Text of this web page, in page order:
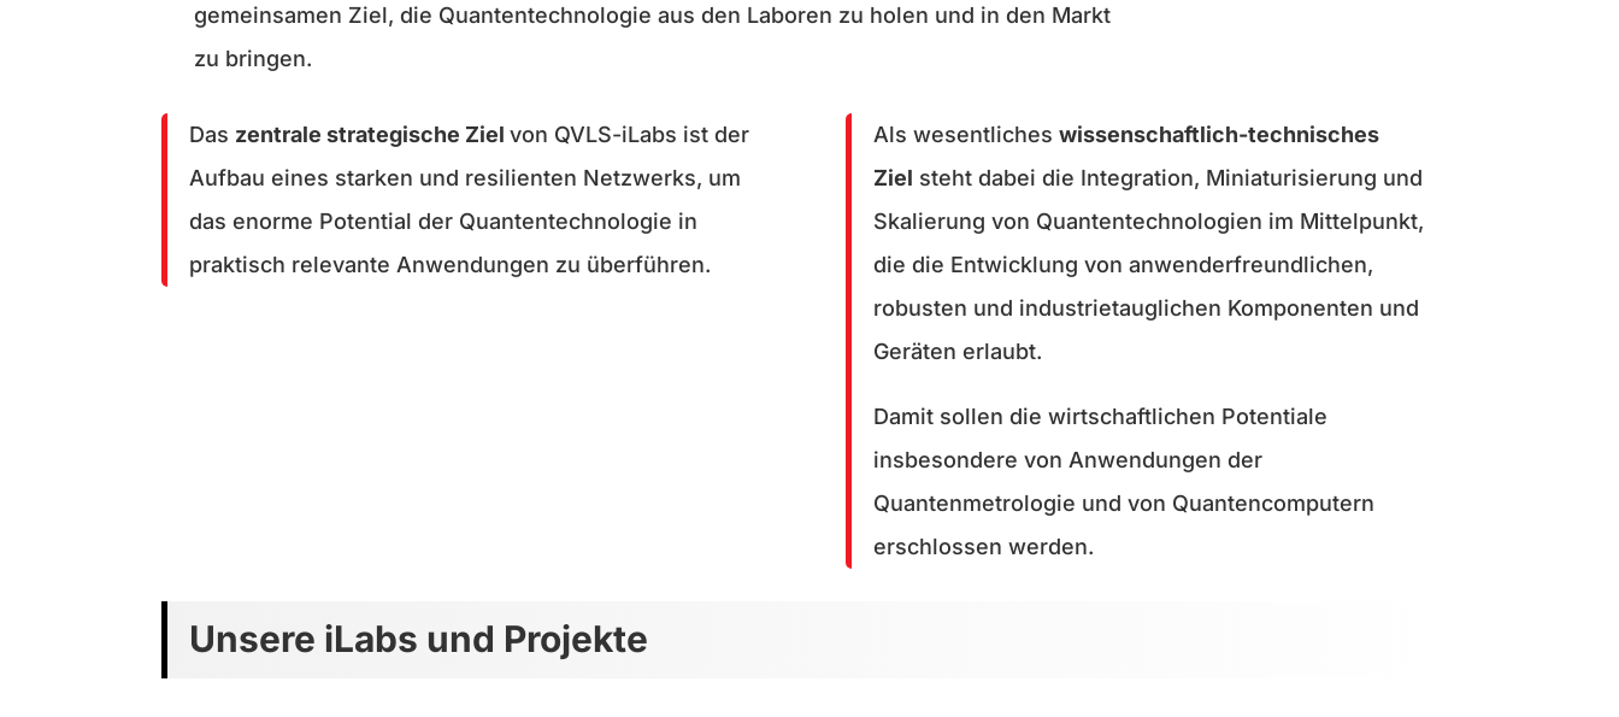
gemeinsamen Ziel, die Quantentechnologie aus den Laboren zu holen und in den Markt
zu bringen.
Das zentrale strategische Zielvon QVLS-iLabs ist der
Aufbau eines starken und resilienten Netzwerks, um
das enorme Potential der Quantentechnologie in
praktisch relevante Anwendungen zu überführen.
Als wesentliches wissenschaftlich-technisches
Ziel steht dabei die Integration, Miniaturisierung und
Skalierung von Quantentechnologien im Mittelpunkt,
die die Entwicklung von anwenderfreundlichen,
robusten und industrietauglichen Komponenten und
Geräten erlaubt.
Damit sollen die wirtschaftlichen Potentiale
insbesondere von Anwendungen der
Quantenmetrologie und von Quantencomputern
erschlossen werden.
Unsere iLabs und Projekte